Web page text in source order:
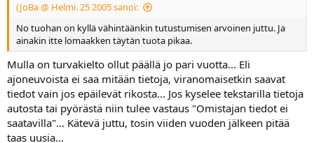
(JoBa @ Helmi. 25 2005 sanoi:
No tuohan on kyllä vähintäänkin tutustumisen arvoinen juttu. Ja
ainakin itte lomaakken täytän tuota pikaa.
Mulla on turvakielto ollut päällä jo pari vuotta... Eli
ajoneuvoista ei saa mitään tietoja, viranomaisetkin saavat
tiedot vain jos epäilevät rikosta... Jos kyselee tekstarilla tietoja
autosta tai pyörästä niin tulee vastaus "Omistajan tiedot ei
saatavilla"... Kätevä juttu, tosin viiden vuoden jälkeen pitää
taas uusia...